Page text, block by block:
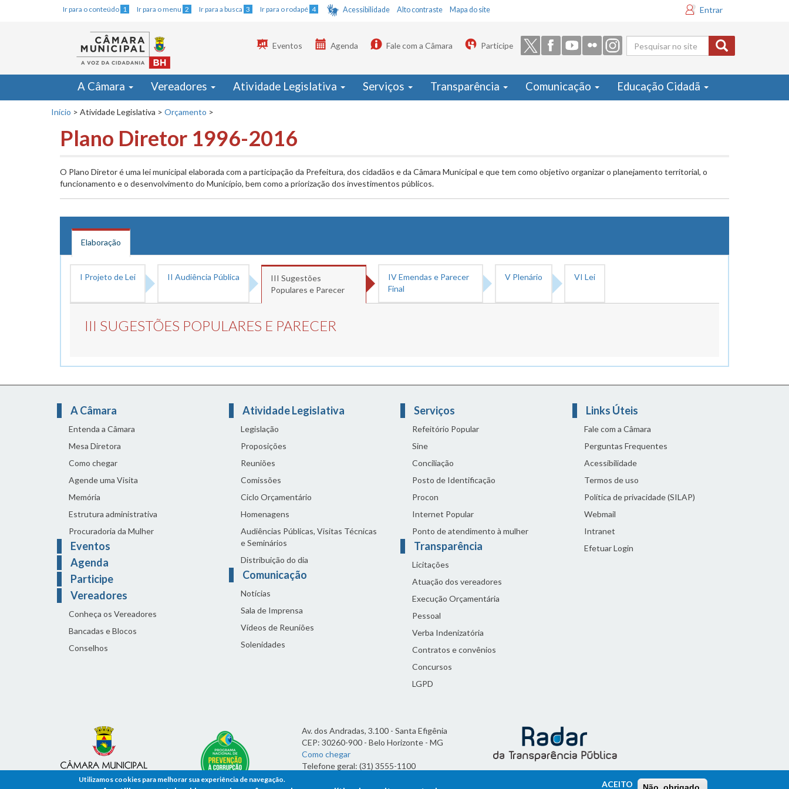
Ir para o conteúdo 1 Ir para o menu 2 Ir para a busca 3 Ir para o rodapé 4 Acessibilidade Alto contraste Mapa do site Entrar
Formulário
de busca
Eventos Agenda Fale com a Câmara Participe
A Câmara Vereadores Atividade Legislativa Serviços Transparência Comunicação Educação Cidadã
Início > Atividade Legislativa > Orçamento >
Plano Diretor 1996-2016
O Plano Diretor é uma lei municipal elaborada com a participação da Prefeitura, dos cidadãos e da Câmara Municipal e que tem como objetivo organizar o planejamento territorial, o
funcionamento e o desenvolvimento do Município, bem como a priorização dos investimentos públicos.
Elaboração
I Projeto de Lei II Audiência Pública
III Sugestões
Populares e Parecer
IV Emendas e Parecer
Final
V Plenário VI Lei
III SUGESTÕES POPULARES E PARECER
A Câmara
Entenda a Câmara
Mesa Diretora
Como chegar
Agende uma Visita
Memória
Estrutura administrativa
Procuradoria da Mulher
Eventos
Agenda
Participe
Vereadores
Conheça os Vereadores
Bancadas e Blocos
Conselhos
Atividade Legislativa
Legislação
Proposições
Reuniões
Comissões
Ciclo Orçamentário
Homenagens
Audiências Públicas, Visitas Técnicas
e Seminários
Distribuição do dia
Comunicação
Notícias
Sala de Imprensa
Vídeos de Reuniões
Solenidades
Serviços
Refeitório Popular
Sine
Conciliação
Posto de Identificação
Procon
Internet Popular
Ponto de atendimento à mulher
Transparência
Licitações
Atuação dos vereadores
Execução Orçamentária
Pessoal
Verba Indenizatória
Contratos e convênios
Concursos
LGPD
Links Úteis
Fale com a Câmara
Perguntas Frequentes
Acessibilidade
Termos de uso
Política de privacidade (SILAP)
Webmail
Intranet
Efetuar Login
Av. dos Andradas, 3.100 - Santa Efigênia
CEP: 30260-900 - Belo Horizonte - MG
Como chegar
Telefone geral: (31) 3555-1100
Utilizamos cookies para melhorar sua experiência de navegação. ACEITO